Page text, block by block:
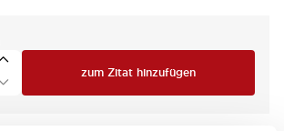
zum Zitat hinzufügen